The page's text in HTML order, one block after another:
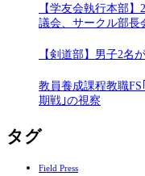
【学友会執行本部
議会、サークル部長
【剣道部】男子2名
教員養成課程教職
期戦｣の視察
タグ
Field Press